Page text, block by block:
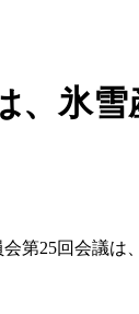
、氷
第25回会議は